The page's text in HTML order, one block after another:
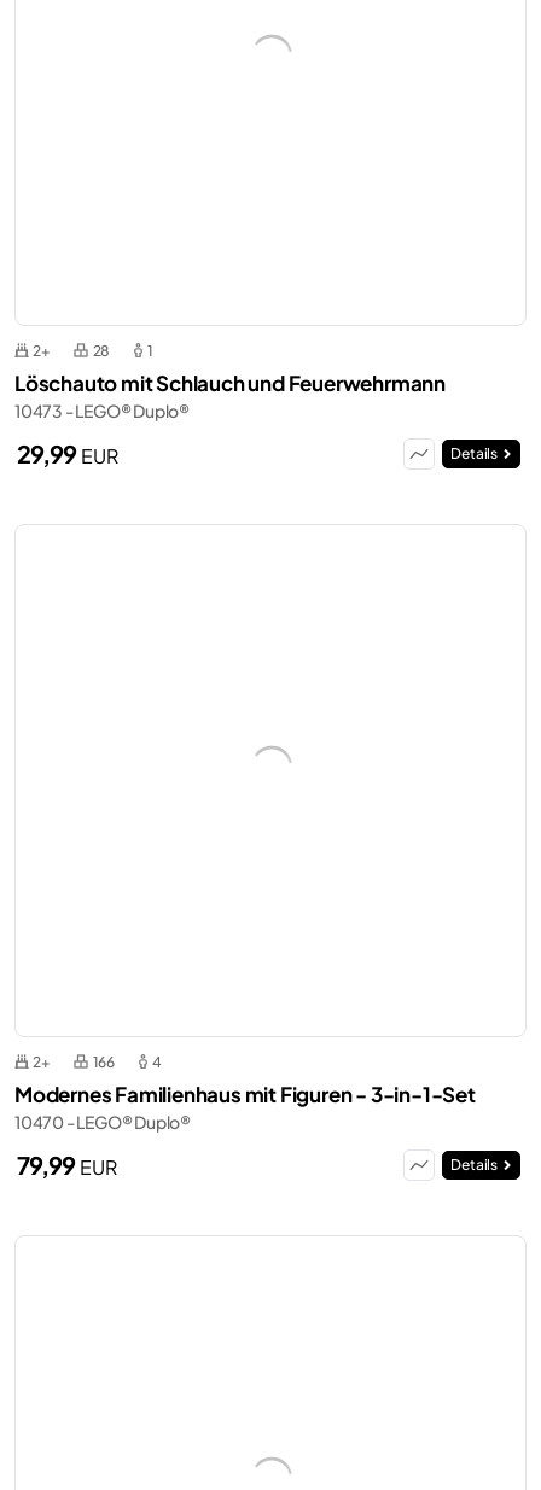
2+ 28 1
Löschauto mit Schlauch und Feuerwehrmann
10473 - LEGO® Duplo®
29,99EUR Details
2+ 166 4
Modernes Familienhaus mit Figuren - 3-in-1-Set
10470 - LEGO® Duplo®
79,99EUR Details